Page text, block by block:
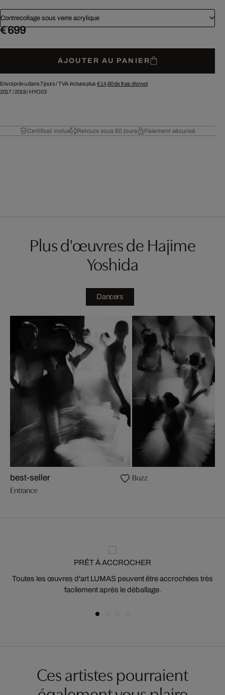
Contrecollage sous verre acrylique
€ 699
AJOUTER AU PANIER
Envoi prévu dans 7 jours /TVA incluse plus € 14,90de frais d'envoi
2017/2018/ HYO03
Certificat inclus Retours sous 60 jours Paiement sécurisé
Plus d'œuvres de Hajime
Yoshida
Dancers
best-seller
Entrance
Buzz
PRÊT À ACCROCHER
Toutes les œuvres d'art LUMAS peuvent être accrochées très
facilement après le déballage.
Ces artistes pourraient